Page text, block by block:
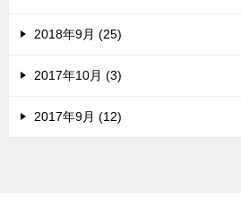
2018年9月 (25)
2017年10月 (3)
2017年9月 (12)